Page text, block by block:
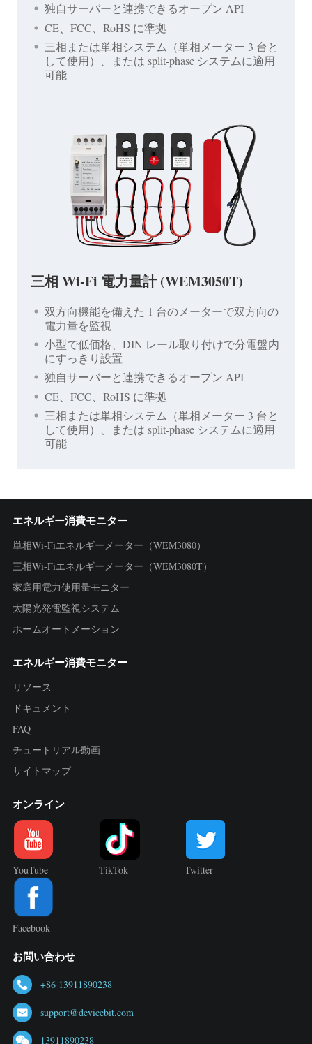
独自サーバーと連携できるオープン API
CE、FCC、RoHS に準拠
三相または単相システム（単相メーター 3 台と
して使用）、または split-phase システムに適用
可能
三相 Wi-Fi 電力量計 (WEM3050T)
双方向機能を備えた 1 台のメーターで双方向の
電力量を監視
小型で低価格、DIN レール取り付けで分電盤内
にすっきり設置
独自サーバーと連携できるオープン API
CE、FCC、RoHS に準拠
三相または単相システム（単相メーター 3 台と
して使用）、または split-phase システムに適用
可能
エネルギー消費モニター
単相Wi-Fiエネルギーメーター（WEM3080）
三相Wi-Fiエネルギーメーター（WEM3080T）
家庭用電力使用量モニター
太陽光発電監視システム
ホームオートメーション
エネルギー消費モニター
リソース
ドキュメント
FAQ
チュートリアル動画
サイトマップ
オンライン
YouTube TikTok Twitter
Facebook
お問い合わせ
+86 13911890238
support@devicebit.com
13911890238